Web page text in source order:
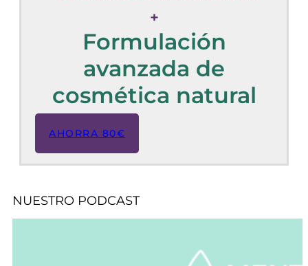
+
Formulación
avanzada de
cosmética natural
AHORRA 80€
NUESTRO PODCAST